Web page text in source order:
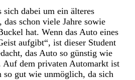
sich dabei um ein älteres
das schon viele Jahre sowie
hat. Wenn das Auto eines
aufgibt“, ist dieser Student
das Auto so günstig wie
Auf dem privaten Automarkt ist
so gut wie unmöglich, da sich